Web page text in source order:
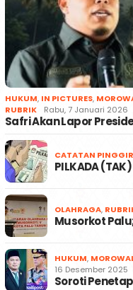
HUKUM, IN PICTURES,
RUBRIK
Rabu, 7 Januari 2026
Safri Akan Lapor
CATATAN PINGGIR
PILKADA
OLAHRAGA,
Musorkot
HUKUM,
16 Desember 2025
Soroti